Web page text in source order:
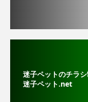
迷子ペットのチラ
迷子ペット.net